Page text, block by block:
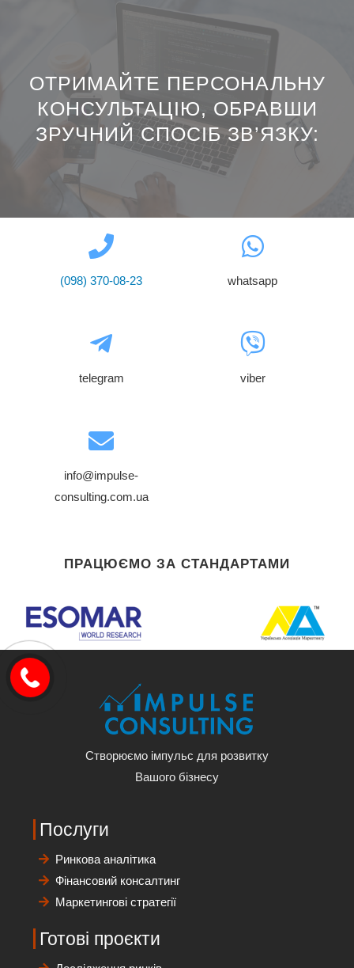
ОТРИМАЙТЕ ПЕРСОНАЛЬНУ
КОНСУЛЬТАЦІЮ, ОБРАВШИ
ЗРУЧНИЙ СПОСІБ ЗВ’ЯЗКУ:​
(098) 370-08-23 whatsapp
telegram viber
info@impulse-
consulting.com.ua
ПРАЦЮЄМО ЗА СТАНДАРТАМИ
Створюємо імпульс для розвитку
Вашого бізнесу
Послуги
Ринкова аналітика
Фінансовий консалтинг
Маркетингові стратегії
Готові проєкти